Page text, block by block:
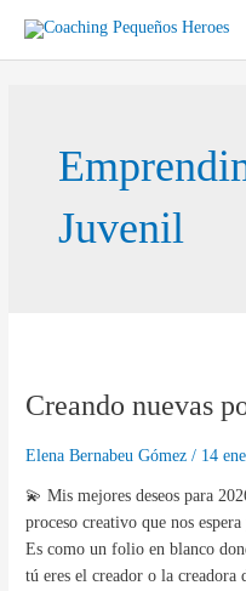
contenido
Juvenil
Creando nuevas
Elena Bernabeu Gómez/ 14
💫 Mis mejores deseos para
proceso creativo que nos
Es como un folio en blanco
tú eres el creador o la
posibilidades: